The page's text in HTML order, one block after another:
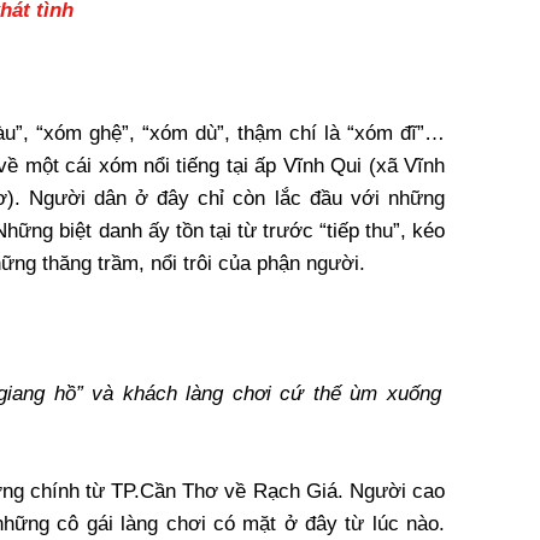
tình
“xóm ghệ”, “xóm dù”, thậm chí là “xóm đĩ”…
một cái xóm nổi tiếng tại ấp Vĩnh Qui (xã Vĩnh
Người dân ở đây chỉ còn lắc đầu với những
biệt danh ấy tồn tại từ trước “tiếp thu”, kéo
thăng trầm, nổi trôi của phận người.
hồ” và khách làng chơi cứ thế ùm xuống
chính từ TP.Cần Thơ về Rạch Giá. Người cao
cô gái làng chơi có mặt ở đây từ lúc nào.